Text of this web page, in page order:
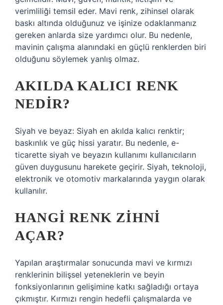
verimliliği temsil eder. Mavi renk, zihinsel olarak
baskı altında olduğunuz ve işinize odaklanmanız
gereken anlarda size yardımcı olur. Bu nedenle,
mavinin çalışma alanındaki en güçlü renklerden biri
olduğunu söylemek yanlış olmaz.
AKILDA KALICI RENK
NEDIR?
Siyah ve beyaz: Siyah en akılda kalıcı renktir;
baskınlık ve güç hissi yaratır. Bu nedenle, e-
ticarette siyah ve beyazın kullanımı kullanıcıların
güven duygusunu harekete geçirir. Siyah, teknoloji,
elektronik ve otomotiv markalarında yaygın olarak
kullanılır.
HANGI RENK ZIHNI
AÇAR?
Yapılan araştırmalar sonucunda mavi ve kırmızı
renklerinin bilişsel yeteneklerin ve beyin
fonksiyonlarının gelişimine katkı sağladığı ortaya
çıkmıştır. Kırmızı rengin hedefli çalışmalarda ve